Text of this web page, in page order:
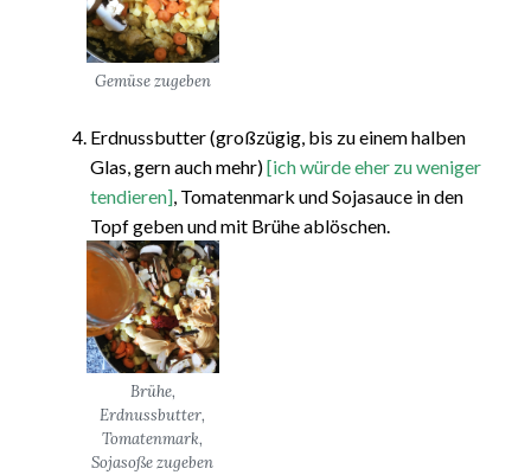
Gemüse zugeben
Erdnussbutter (großzügig, bis zu einem halben
Glas, gern auch mehr)[ich würde eher zu weniger
tendieren], Tomatenmark und Sojasauce in den
Topf geben und mit Brühe ablöschen.
Brühe,
Erdnussbutter,
Tomatenmark,
Sojasoße zugeben